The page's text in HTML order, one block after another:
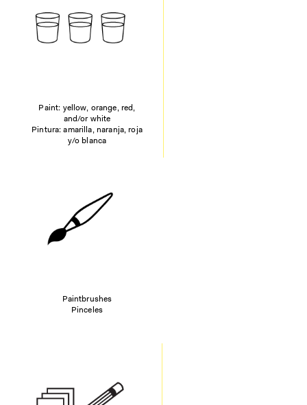
Paint: yellow, orange, red,
and/or white
Pintura: amarilla, naranja, roja
y/o blanca
Paintbrushes
Pinceles